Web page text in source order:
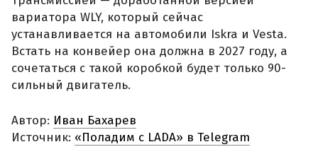
вариатора WLY, который сейчас
устанавливается на автомобили Iskra и Vesta.
Встать на конвейер она должна в 2027 году, а
сочетаться с такой коробкой будет только 90-
сильный двигатель.
Автор: Иван Бахарев
Источник: «Поладим с LADA» в Telegram